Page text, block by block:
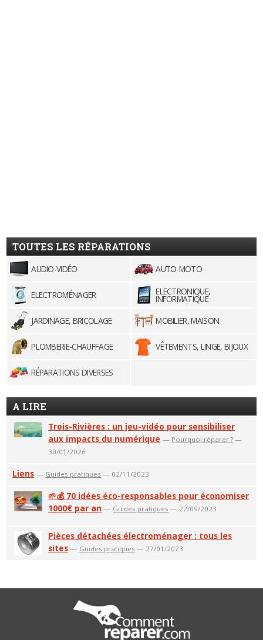
TOUTES LES RÉPARATIONS
AUDIO-VIDÉO AUTO-MOTO
ELECTROMÉNAGER ELECTRONIQUE,
INFORMATIQUE
JARDINAGE, BRICOLAGE
MOBILIER, MAISON
PLOMBERIE-CHAUFFAGE VÊTEMENTS, LINGE, BIJOUX
RÉPARATIONS DIVERSES
A LIRE
Trois-Rivières : un jeu-vidéo pour sensibiliser
aux impacts du numérique — Pourquoi réparer ? —
30/01/2026
Liens — Guides pratiques — 02/11/2023
🌱💰 70 idées éco-responsables pour économiser
1000€ par an — Guides pratiques — 22/09/2023
Pièces détachées électroménager : tous les
sites — Guides pratiques — 27/01/2023